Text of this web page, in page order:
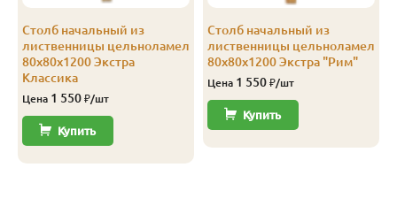
Столб начальный из
лиственницы цельноламел
80х80х1200 Экстра
Классика
Цена 1 550 ₽/шт
Купить
Столб начальный из
лиственницы цельноламел
80х80х1200 Экстра "Рим"
Цена 1 550 ₽/шт
Купить